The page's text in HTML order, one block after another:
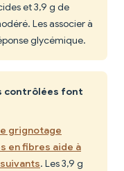
et 3,9 g de
Les associer à
glycémique.
contrôlées font
grignotage
en fibres aide à
. Les 3,9 g